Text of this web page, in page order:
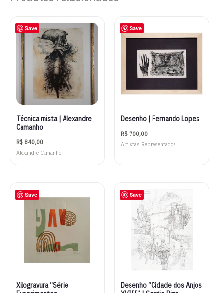
Save
Técnica mista | Alexandre
Camanho
R$ 840,00
Alexandre Camanho
Save
Desenho | Fernando Lopes
R$ 700,00
Artistas Representados
Save
Xilogravura “Série
Save
Desenho “Cidade dos Anjos